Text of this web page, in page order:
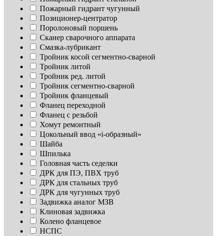
Пожарный гидрант чугунный
Позиционер-центратор
Поролоновый поршень
Сканер сварочного аппарата
Смазка-лубрикант
Тройник косой сегментно-сварной
Тройник литой
Тройник ред. литой
Тройник сегментно-сварной
Тройник фланцевый
Фланец переходной
Фланец с резьбой
Хомут ремонтный
Цокольный ввод «i-образный»
Шайба
Шпилька
Головная часть седелки
ДРК для ПЭ, ПВХ труб
ДРК для стальных труб
ДРК для чугунных труб
Задвижка аналог МЗВ
Клиновая задвижка
Колено фланцевое
НСПС